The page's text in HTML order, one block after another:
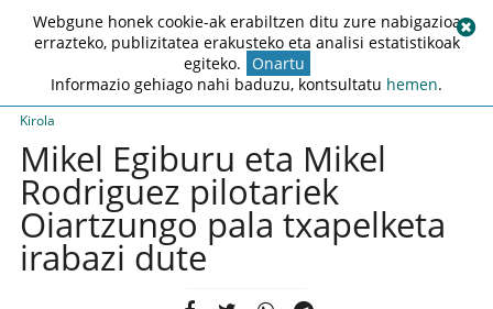
Kirola
Mikel Egiburu eta Mikel
Rodriguez pilotariek
Oiartzungo pala txapelketa
irabazi dute
Webgune honek cookie-ak erabiltzen ditu zure nabigazioa
errazteko, publizitatea erakusteko eta analisi estatistikoak
egiteko. Onartu
Informazio gehiago nahi baduzu, kontsultatu hemen.